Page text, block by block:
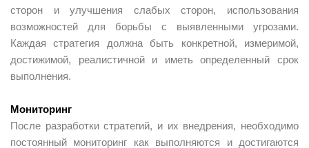
сторон и улучшения слабых сторон, использования
возможностей для борьбы с выявленными угрозами.
Каждая стратегия должна быть конкретной, измеримой,
достижимой, реалистичной и иметь определенный срок
выполнения.
Мониторинг
После разработки стратегий, и их внедрения, необходимо
постоянный мониторинг как выполняются и достигаются